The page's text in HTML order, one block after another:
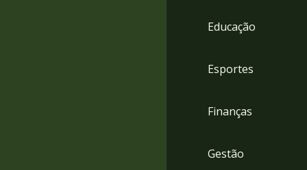
Educação
Esportes
Finanças
Gestão